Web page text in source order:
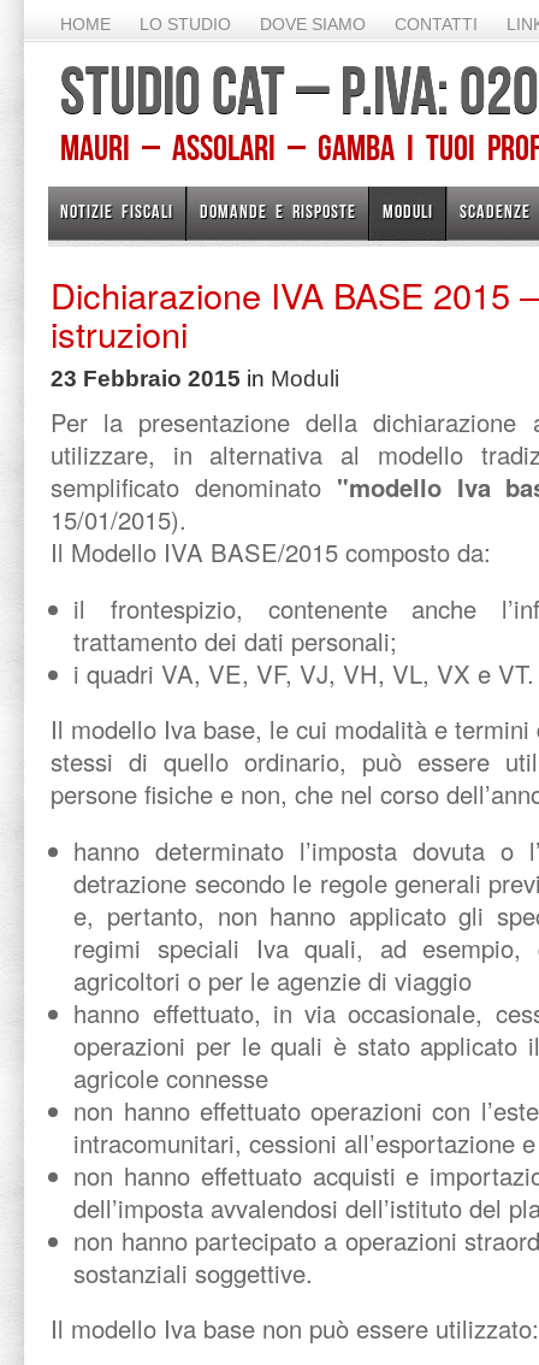
HOME LO STUDIO DOVE SIAMO CONTATTI
STUDIO CAT – P.IVA:
Mauri – Assolari – Gamba I TUOI
NOTIZIE FISCALI DOMANDE E RISPOSTE MODULI SCADENZE
Dichiarazione IVA BASE 2015
istruzioni
23 Febbraio 2015 in Moduli
Per la presentazione della
utilizzare, in alternativa al modello
semplificato denominato "modello Iva
15/01/2015).
Il Modello IVA BASE/2015 composto da:
il frontespizio, contenente anche
trattamento dei dati personali;
i quadri VA, VE, VF, VJ, VH, VL, VX e VT.
Il modello Iva base, le cui modalità e
stessi di quello ordinario, può essere
persone fisiche e non, che nel corso
hanno determinato l’imposta dovuta o
detrazione secondo le regole generali
e, pertanto, non hanno applicato gli
regimi speciali Iva quali, ad
agricoltori o per le agenzie di viaggio
hanno effettuato, in via occasionale,
operazioni per le quali è stato applicato
agricole connesse
non hanno effettuato operazioni con
intracomunitari, cessioni all’esportazione
non hanno effettuato acquisti e
dell’imposta avvalendosi dell’istituto del
non hanno partecipato a operazioni
sostanziali soggettive.
Il modello Iva base non può essere utilizzato: